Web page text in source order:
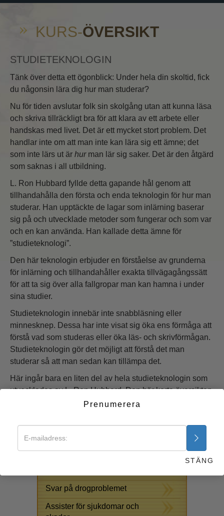
KURS-ÖVERSIKT
STUDIETEKNOLOGIN
Tänk över detta ett ögonblick: Under hela din skoltid, fick
du någonsin lära dig hur man studerar?
Nu för tiden avslutar folk sin skolgång utan att kunna läsa
och skriva tillräckligt bra för att klara av ett arbete eller
handskas med livet. Det är ett mycket stort problem. Det
handlar inte om att man inte kan lära sig ett ämne; det
som inte lärs ut är hurman lär sig saker. Det är den åtgärd
som saknas i all utbildning.
L. Ron Hubbard fyllde detta gapande hål genom att
tillhandahålla den första och enda teknologin för hur man
studerar. Han upptäckte de lagar som inlärning baserar
sig på och utvecklade metoder som fungerar och som var
och en kan använda. Han kallade detta ämne för
”studieteknologi”.
Den här teknologin erbjuder en förståelse av grunderna
för inlärning och tillhandahåller exakta tillvägagångssätt
för att ta sig över alla fallgropar man kan hamna i under
sina studier.
Studieteknologin innebär inte snabbläsning eller
minnesknep. Dessa har inte visat sig öka ens förmåga att
förstå vad som studeras eller öka läs- och skrivförmågan.
Studieteknologin gör det möjligt att förstå det man
studerar så att man sedan kan tillämpa det.
Här ingår bara en liten del av hela studieteknologin som
utvecklades av L. Ron Hubbard. Den här korta översikten
innehåller ändå grunder som du kan använda för att
vilket ämne som helst, och så kan även andra.
Svar på drogproblemet
Assister för sjukdomar och
Prenumerera
STÄNG